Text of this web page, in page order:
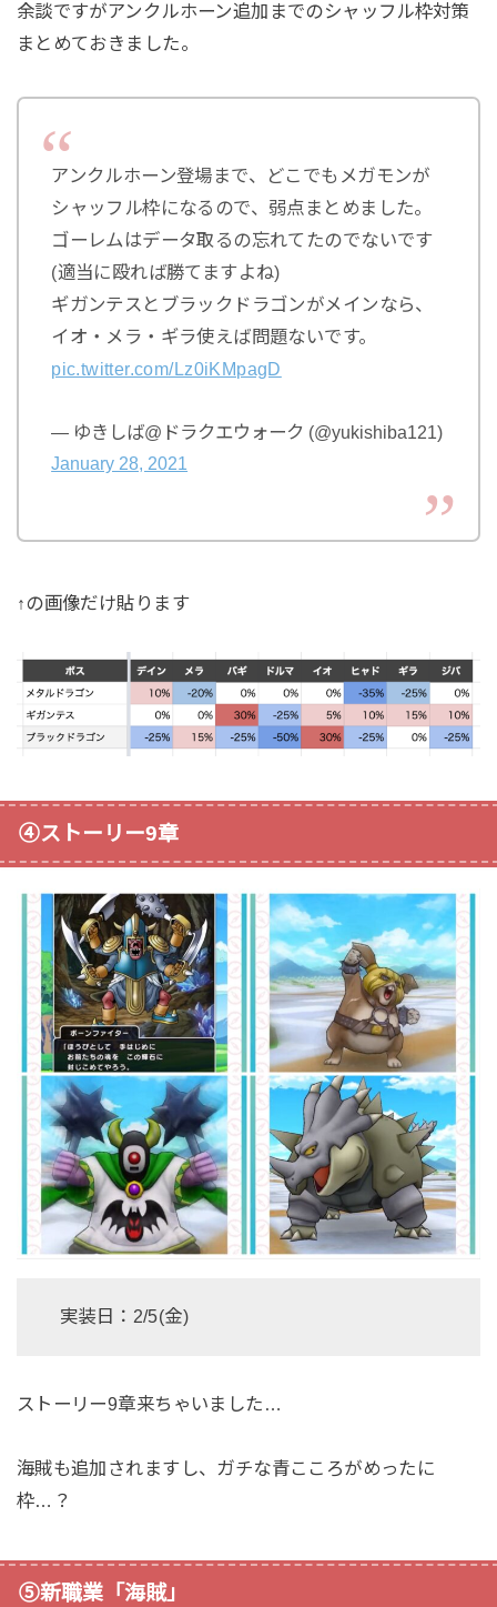
余談ですがアンクルホーン追加までのシャッフル枠対策
まとめておきました。
アンクルホーン登場まで、どこでもメガモンが
シャッフル枠になるので、弱点まとめました。
ゴーレムはデータ取るの忘れてたのでないです
(適当に殴れば勝てますよね)
ギガンテスとブラックドラゴンがメインなら、
イオ・メラ・ギラ使えば問題ないです。
pic.twitter.com/Lz0iKMpagD
— ゆきしば@ドラクエウォーク (@yukishiba121)
January 28, 2021
↑の画像だけ貼ります
④ストーリー9章
実装日：2/5(金)
ストーリー9章来ちゃいました…
海賊も追加されますし、ガチな青こころがめったに
枠…？
⑤新職業「海賊」